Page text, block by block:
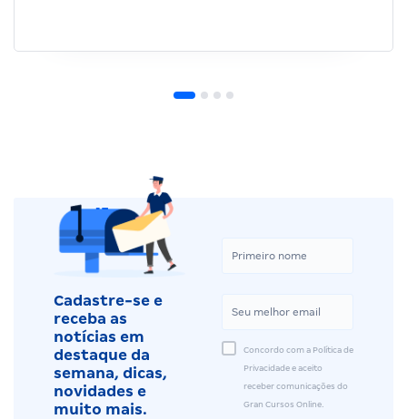
Cadastre-se e
receba as
notícias em
destaque da
semana, dicas,
novidades e
muito mais.
Concordo com a Política de
Privacidade e aceito
receber comunicações do
Gran Cursos Online.